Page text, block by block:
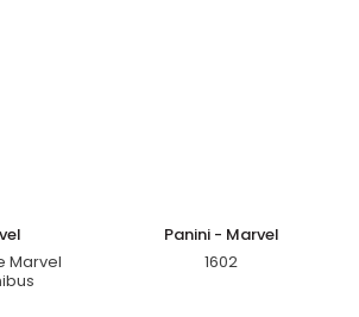
Marvel
Panini - Marvel
1602